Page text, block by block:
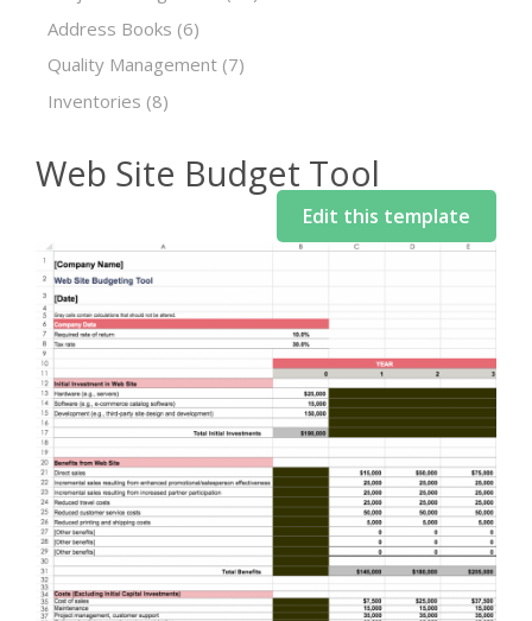
Address Books (6)
Quality Management (7)
Inventories (8)
Web Site Budget Tool
Edit this template